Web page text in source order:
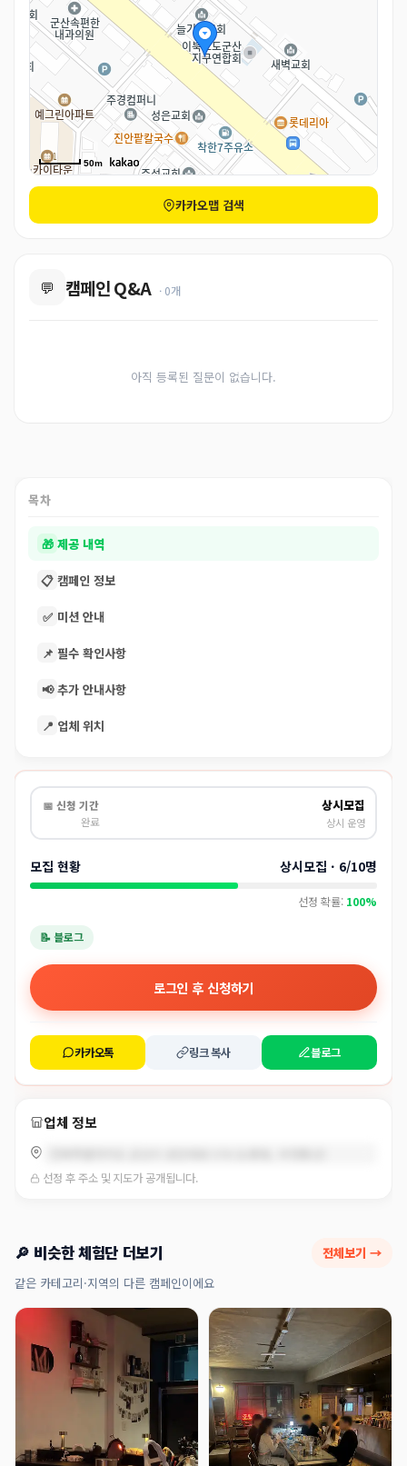
50m
카카오맵 검색
💬 캠페인 Q&A · 0개
아직 등록된 질문이 없습니다.
목차
🎁 제공 내역
📋 캠페인 정보
✅ 미션 안내
📌 필수 확인사항
📢 추가 안내사항
📍 업체 위치
📅 신청 기간
완료
상시모집
상시 운영
모집 현황 상시모집 · 6/10명
선정 확률: 100%
📝 블로그
로그인 후 신청하기
카카오톡 링크 복사 블로그
업체 정보
선정 후 주소 및 지도가 공개됩니다.
🔎 비슷한 체험단 더보기 전체보기 →
같은 카테고리·지역의 다른 캠페인이에요